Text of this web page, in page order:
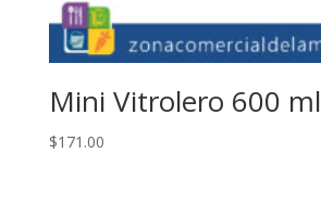
Mini Vitrolero 600 ml
$171.00